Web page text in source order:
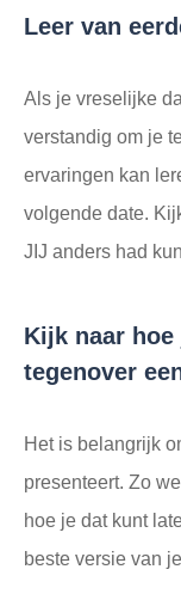
Leer van
Als je vreselijke
verstandig om je
ervaringen kan
volgende date.
JIJ anders had
Kijk naar
tegenover
Het is belangrijk
presenteert. Zo
hoe je dat kunt
beste versie van